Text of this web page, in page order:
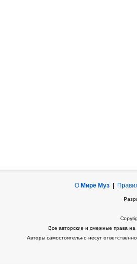
О Мире Муз|
Все авторские и смежные права
Авторы самостоятельно несут